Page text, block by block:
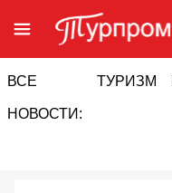
ВСЕ
НОВОСТИ:
ТУРИЗМ